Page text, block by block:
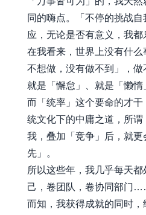
同的嗨点。「不停的挑战
应，无论是否有意义，我都
在我看来，世界上没有什
不想做，没有做不到」，做
就是「懈怠」、就是「懒惰
而「统率」这个要命的才
统文化下的中庸之道，所
我，叠加「竞争」后，就
先」。
所以这些年，我几乎每天
己，卷团队，卷协同部门
而知，我获得成就的同时